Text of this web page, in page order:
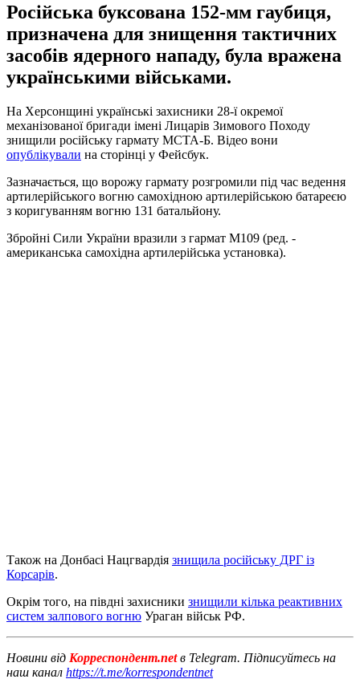
Російська буксована 152-мм гаубиця,
призначена для знищення тактичних
засобів ядерного нападу, була вражена
українськими військами.
На Херсонщині українські захисники 28-ї окремої
механізованої бригади імені Лицарів Зимового Походу
знищили російську гармату МСТА-Б. Відео вони
опублікували на сторінці у Фейсбук.
Зазначається, що ворожу гармату розгромили під час ведення
артилерійського вогню самохідною артилерійською батареєю
з коригуванням вогню 131 батальйону.
Збройні Сили України вразили з гармат М109 (ред. -
американська самохідна артилерійська установка).
Також на Донбасі Нацгвардія знищила російську ДРГ із
Корсарів.
Окрім того, на півдні захисники знищили кілька реактивних
систем залпового вогню Ураган військ РФ.
Новини від Корреспондент.netв Telegram. Підписуйтесь на
наш канал https://t.me/korrespondentnet